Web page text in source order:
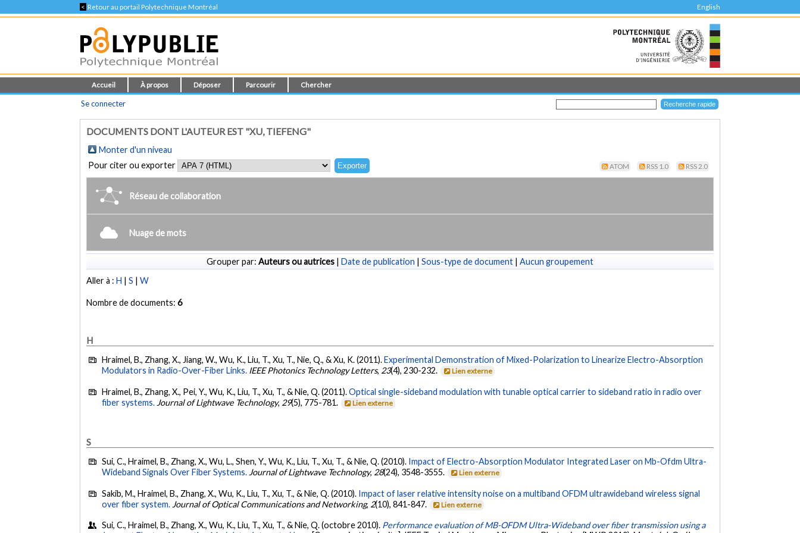
< Retour au portail Polytechnique Montréal English
Accueil À propos Déposer Parcourir Chercher
Se connecter
DOCUMENTS DONT L'AUTEUR EST "XU, TIEFENG"
Monter d'un niveau
Pour citer ou exporter
ATOM RSS 1.0 RSS 2.0
Réseau de collaboration
Nuage de mots
Grouper par: Auteurs ou autrices | Date de publication | Sous-type de document | Aucun groupement
Aller à :H |S |W
Nombre de documents:6
H
Hraimel, B., Zhang, X., Jiang, W., Wu, K., Liu, T., Xu, T., Nie, Q., & Xu, K. (2011).Experimental Demonstration of Mixed-Polarization to Linearize Electro-Absorption
Modulators in Radio-Over-Fiber Links. IEEE Photonics Technology Letters, 23(4), 230-232. Lien externe
Hraimel, B., Zhang, X., Pei, Y., Wu, K., Liu, T., Xu, T., & Nie, Q. (2011).Optical single-sideband modulation with tunable optical carrier to sideband ratio in radio over
fiber systems. Journal of Lightwave Technology, 29(5), 775-781. Lien externe
S
Sui, C., Hraimel, B., Zhang, X., Wu, L., Shen, Y., Wu, K., Liu, T., Xu, T., & Nie, Q. (2010). Impact of Electro-Absorption Modulator Integrated Laser on Mb-Ofdm Ultra-
Wideband Signals Over Fiber Systems. Journal of Lightwave Technology, 28(24), 3548-3555. Lien externe
Sakib, M., Hraimel, B., Zhang, X., Wu, K., Liu, T., Xu, T., & Nie, Q. (2010). Impact of laser relative intensity noise on a multiband OFDM ultrawideband wireless signal
over fiber system. Journal of Optical Communications and Networking, 2(10), 841-847. Lien externe
Sui, C., Hraimel, B., Zhang, X., Wu, K., Liu, T., Xu, T., & Nie, Q. (octobre 2010). Performance evaluation of MB-OFDM Ultra-Wideband over fiber transmission using a